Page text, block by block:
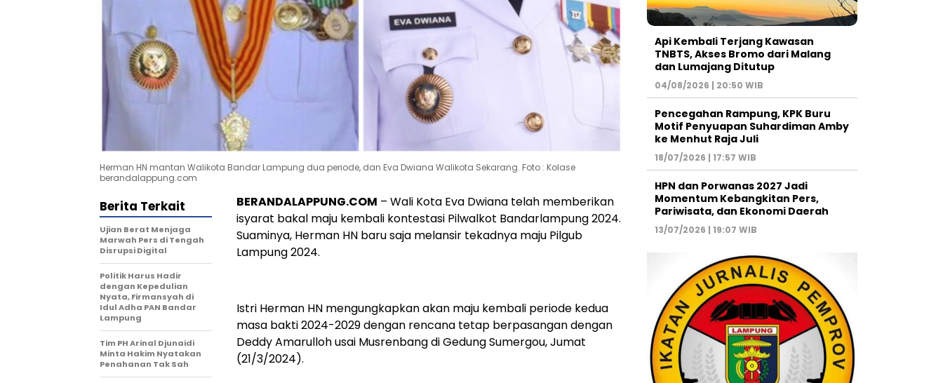
Herman HN mantan Walikota Bandar Lampung dua periode, dan Eva Dwiana Walikota Sekarang. Foto : Kolase
berandalappung.com
BERANDALAPPUNG.COM – Wali Kota Eva Dwiana telah memberikan
isyarat bakal maju kembali kontestasi Pilwalkot Bandarlampung 2024.
Suaminya, Herman HN baru saja melansir tekadnya maju Pilgub
Lampung 2024.
Istri Herman HN mengungkapkan akan maju kembali periode kedua
masa bakti 2024-2029 dengan rencana tetap berpasangan dengan
Deddy Amarulloh usai Musrenbang di Gedung Sumergou, Jumat
(21/3/2024).
Berita Terkait
Ujian Berat Menjaga
Marwah Pers di Tengah
Disrupsi Digital
Politik Harus Hadir
dengan Kepedulian
Nyata, Firmansyah di
Idul Adha PAN Bandar
Lampung
Tim PH Arinal Djunaidi
Minta Hakim Nyatakan
Penahanan Tak Sah
Api Kembali Terjang Kawasan
TNBTS, Akses Bromo dari Malang
dan Lumajang Ditutup
04/08/2026 | 20:50 WIB
Pencegahan Rampung, KPK Buru
Motif Penyuapan Suhardiman Amby
ke Menhut Raja Juli
18/07/2026 | 17:57 WIB
HPN dan Porwanas 2027 Jadi
Momentum Kebangkitan Pers,
Pariwisata, dan Ekonomi Daerah
13/07/2026 | 19:07 WIB